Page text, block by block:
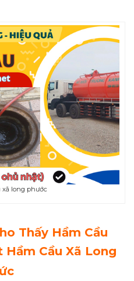
xã long phước
Thấy Hầm Cầu
Cầu Xã Long